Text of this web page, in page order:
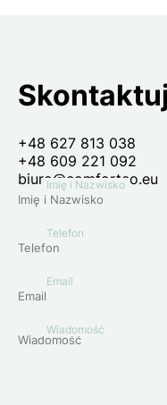
+48 627 813 038
+48 609 221 092
biuro@comforteo.eu
Imię i Nazwisko
Telefon
Email
Wiadomość